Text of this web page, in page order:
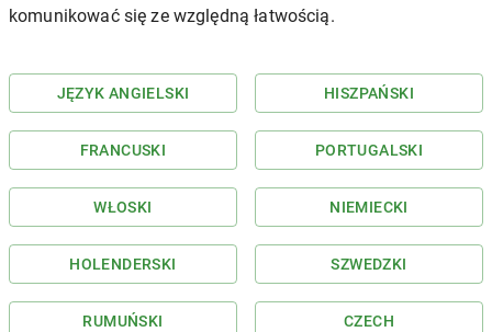
komunikować się ze względną łatwością.
JĘZYK ANGIELSKI HISZPAŃSKI
FRANCUSKI PORTUGALSKI
WŁOSKI NIEMIECKI
HOLENDERSKI SZWEDZKI
RUMUŃSKI CZECH